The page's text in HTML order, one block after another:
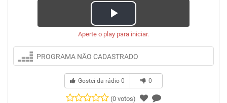
Play
Video
Aperte o play para iniciar.
PROGRAMA NÃO CADASTRADO
Gostei da rádio 0 0
(0 votos)